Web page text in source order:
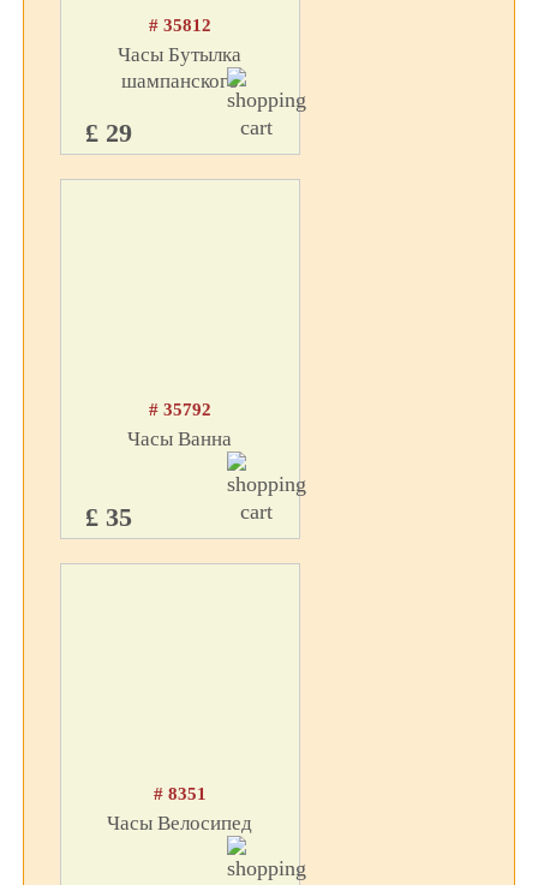
# 35812
Часы Бутылка
шампанского
£ 29
# 35792
Часы Ванна
£ 35
# 8351
Часы Велосипед